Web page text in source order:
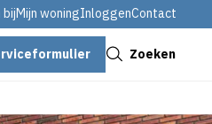
bijMijn woningInloggenContact
Zoeken
Sluiten